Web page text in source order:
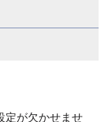
定が欠かせませ